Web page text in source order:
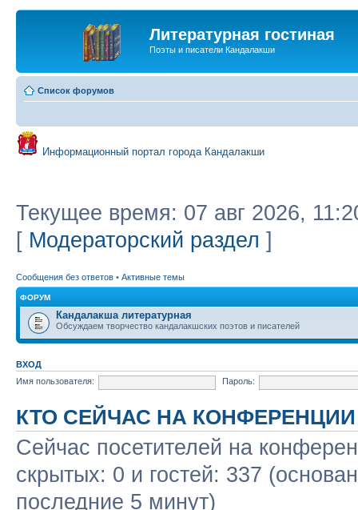
Литературная гостиная
Поэты и писатели Кандалакши
Список форумов
Информационный портал города Кандалакши
Текущее время: 07 авг 2026,
[ Модераторский раздел ]
Сообщения без ответов • Активные темы
ФОРУМ
Кандалакша литературная
Обсуждаем творчество кандалакшских поэтов и писателей
ВХОД
Имя пользователя:
Пароль:
КТО СЕЙЧАС НА КОНФЕРЕНЦИИ
Сейчас посетителей на
скрытых: 0 и гостей: 337
последние 5 минут)